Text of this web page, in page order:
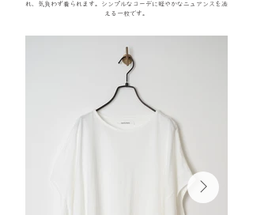
れ、気負わず着られます。シンプルなコーデに軽やかなニュアンスを添
える一枚です。